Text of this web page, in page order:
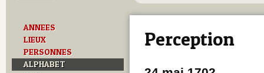
ANNEES
LIEUX
PERSONNES
ALPHABET
Perception